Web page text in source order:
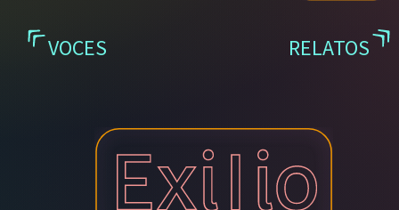
VOCES RELATOS